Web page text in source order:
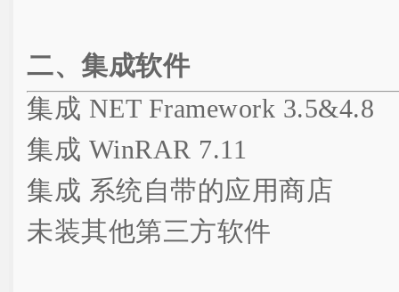
二、集成软件
集成 NET Framework 3.5&4.8
集成 WinRAR 7.11
集成 系统自带的应用商店
未装其他第三方软件